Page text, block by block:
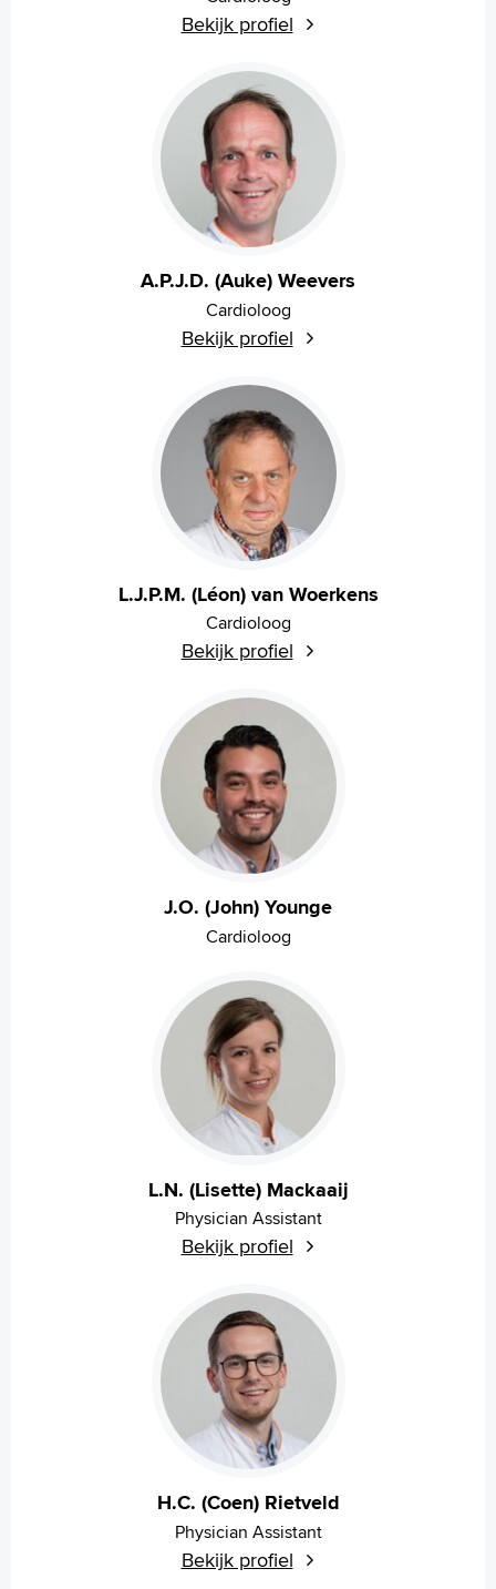
Bekijk profiel
A.P.J.D. (Auke) Weevers
Cardioloog
Bekijk profiel
L.J.P.M. (Léon) van Woerkens
Cardioloog
Bekijk profiel
J.O. (John) Younge
Cardioloog
L.N. (Lisette) Mackaaij
Physician Assistant
Bekijk profiel
H.C. (Coen) Rietveld
Physician Assistant
Bekijk profiel